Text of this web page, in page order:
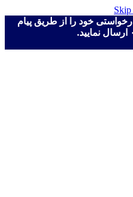
Skip
خود را از طریق پیام